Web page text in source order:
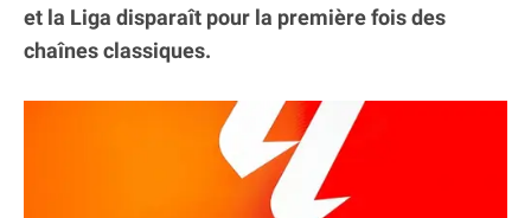
et la Liga disparaît pour la première fois des
chaînes classiques.